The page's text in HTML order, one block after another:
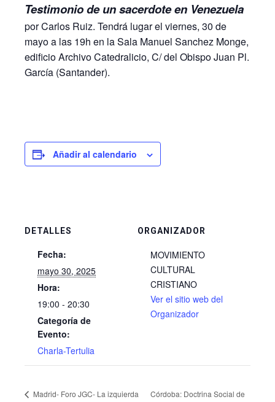
Testimonio de un sacerdote en Venezuela
por Carlos Ruiz. Tendrá lugar el viernes, 30 de
mayo a las 19h en la Sala Manuel Sanchez Monge,
edificio Archivo Catedralicio, C/ del Obispo Juan Pl.
García (Santander).
Añadir al calendario
DETALLES
Fecha:
mayo 30, 2025
Hora:
19:00 - 20:30
Categoría de
Evento:
Charla-Tertulia
ORGANIZADOR
MOVIMIENTO
CULTURAL
CRISTIANO
Ver el sitio web del
Organizador
Madrid- Foro JGC- La izquierda
Córdoba: Doctrina Social de